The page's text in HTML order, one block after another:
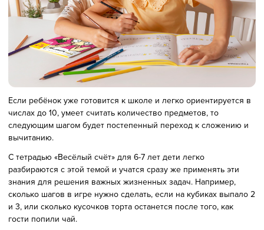
Если ребёнок уже готовится к школе и легко ориентируется в
числах до 10, умеет считать количество предметов, то
следующим шагом будет постепенный переход к сложению и
вычитанию.
С тетрадью «Весёлый счёт» для 6-7 лет дети легко
разбираются с этой темой и учатся сразу же применять эти
знания для решения важных жизненных задач. Например,
сколько шагов в игре нужно сделать, если на кубиках выпало 2
и 3, или сколько кусочков торта останется после того, как
гости попили чай.